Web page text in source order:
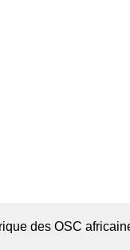
OSC africaines